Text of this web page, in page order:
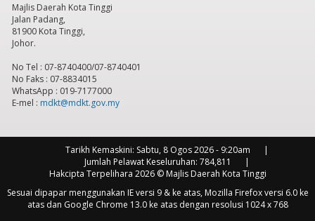
Majlis Daerah Kota Tinggi
Jalan Padang,
81900 Kota Tinggi,
Johor.
No Tel : 07-8740400/07-8740401
No Faks : 07-8834015
WhatsApp : 019-7177000
E-mel : mdkt@mdkt.gov.my
Tarikh Kemaskini: Sabtu, 8 Ogos 2026 - 9:20am
Jumlah Pelawat Keseluruhan: 784,811
Hakcipta Terpelihara 2026 © Majlis Daerah Kota Tinggi
Sesuai dipapar menggunakan IE versi 9 & ke atas, Mozilla Firefox versi 6.0 ke
atas dan Google Chrome 13.0 ke atas dengan resolusi 1024 x 768